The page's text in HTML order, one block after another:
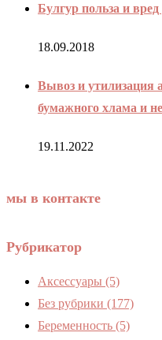
Булгур польза и
18.09.2018
Вывоз и утилизация
бумажного хлама и
19.11.2022
мы в контакте
Рубрикатор
Аксессуары (5)
Без рубрики (177)
Беременность (5)